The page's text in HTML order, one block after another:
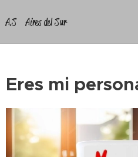
A.S Aires del Sur
Eres mi